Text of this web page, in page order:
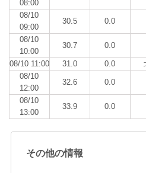
08:00
08/10
09:00
30.5 0.0
08/10
10:00
30.7 0.0
08/10 11:00 31.0 0.0
08/10
12:00
32.6 0.0
08/10
13:00
33.9 0.0
その他の情報